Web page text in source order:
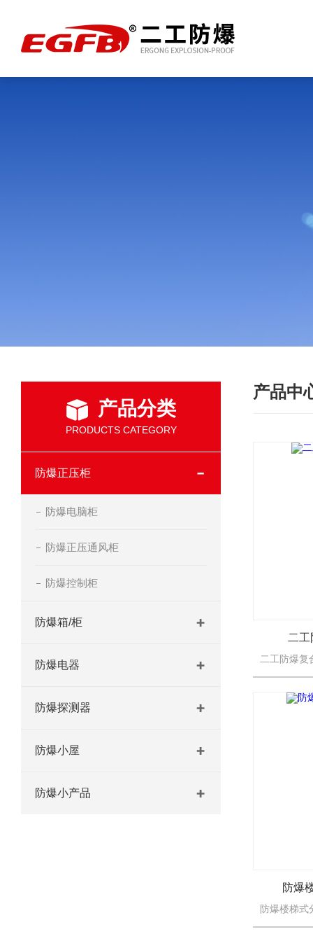
产品分类
PRODUCTS CATEGORY
防爆正压柜
防爆电脑柜
防爆正压通风柜
防爆控制柜
防爆箱/柜
防爆电器
防爆探测器
防爆小屋
防爆小产品
产品中
二
防爆